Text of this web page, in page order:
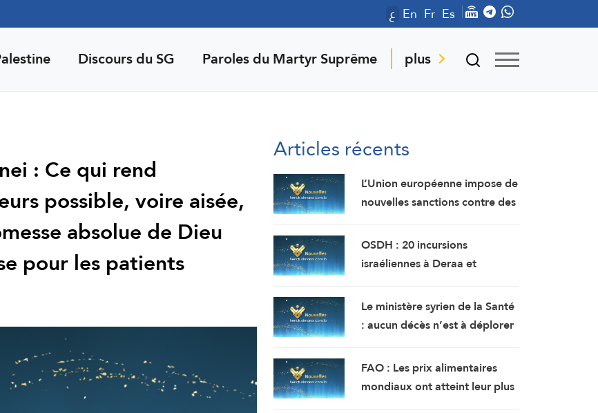
ع En Fr Es
Discours du SG Paroles du Martyr Suprême plus
: Ce qui rend
possible, voire aisée,
absolue de Dieu
pour les patients
Articles récents
L’Union européenne impose de
nouvelles sanctions contre des
militaires russes.
OSDH : 20 incursions
israéliennes à Deraa et
Le ministère syrien de la Santé
: aucun décès n’est à déplorer
près de Damas, mais 14
personnes ont été blessées.
FAO : Les prix alimentaires
mondiaux ont atteint leur plus